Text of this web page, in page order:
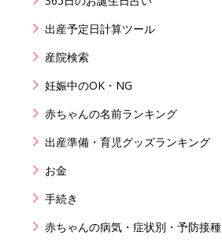
出産予定日計算ツール
産院検索
妊娠中のOK・NG
赤ちゃんの名前ランキング
出産準備・育児グッズランキング
お金
手続き
赤ちゃんの病気・症状別・予防接種